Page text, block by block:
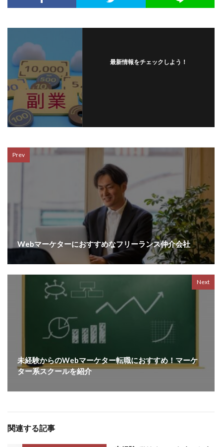
最新情報をチェックしよう！
Prev
Webマーケターにおすすめなフリーランス仲介会社
Next
未経験からのWebマーケター転職におすすめ！マーケ
ター系スクールを紹介
関連する記事